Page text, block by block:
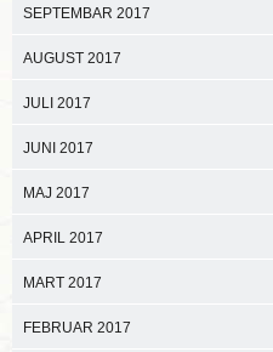
SEPTEMBAR 2017
AUGUST 2017
JULI 2017
JUNI 2017
MAJ 2017
APRIL 2017
MART 2017
FEBRUAR 2017